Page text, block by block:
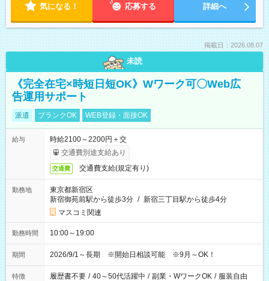
気になる！ 応募する 詳細へ
掲載日：2026.08.07
未読
《完全在宅×時短日短OK》Wワーク可〇Web広
告運用サポート
派遣 ブランクOK WEB登録・面接OK
給与
時給2100～2200円＋交
交通費別途支給あり
交通費 交通費支給(規定有り)
勤務地
東京都新宿区
新宿御苑前駅から徒歩3分 / 新宿三丁目駅から徒歩4分
マスコミ関連
勤務時間 10:00～19:00
期間 2026/9/1～長期 ※開始日相談可能 ※9月～OK！
特徴 履歴書不要 / 40～50代活躍中 / 副業・WワークOK / 服装自由